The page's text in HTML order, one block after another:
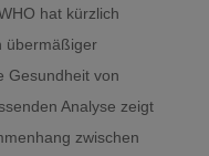
hat kürzlich
übermäßiger
Gesundheit von
Analyse zeigt
zwischen